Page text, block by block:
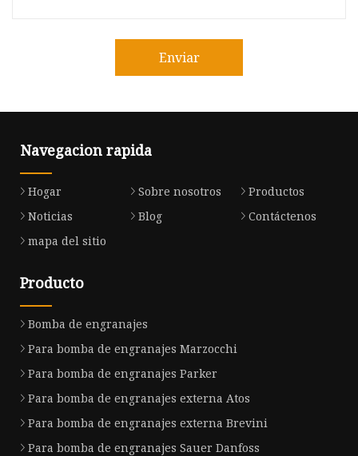
Enviar
Navegacion rapida
Hogar Sobre nosotros
Productos
Noticias
Blog
Contáctenos
mapa del sitio
Producto
Bomba de engranajes
Para bomba de engranajes Marzocchi
Para bomba de engranajes Parker
Para bomba de engranajes externa Atos
Para bomba de engranajes externa Brevini
Para bomba de engranajes Sauer Danfoss